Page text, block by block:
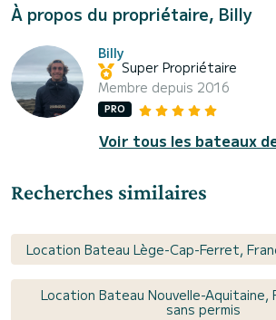
À propos du propriétaire, Billy
Billy
Super Propriétaire
Membre depuis 2016
PRO
Voir tous les bateaux
Recherches similaires
Location Bateau Lège-Cap-Ferret,
Location Bateau Nouvelle-Aquitaine,
sans permis